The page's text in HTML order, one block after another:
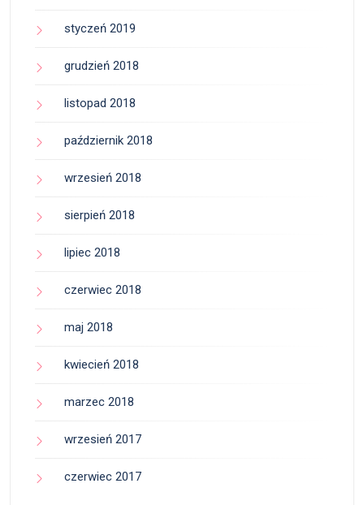
styczeń 2019
grudzień 2018
listopad 2018
październik 2018
wrzesień 2018
sierpień 2018
lipiec 2018
czerwiec 2018
maj 2018
kwiecień 2018
marzec 2018
wrzesień 2017
czerwiec 2017